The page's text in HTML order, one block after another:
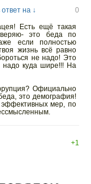
ответ на ↓
0
Есть ещё такая
это беда по
если полностью
жизнь всё равно
не надо! Это
надо куда шире!!! На
Официально
это демография!
мер, по
+1